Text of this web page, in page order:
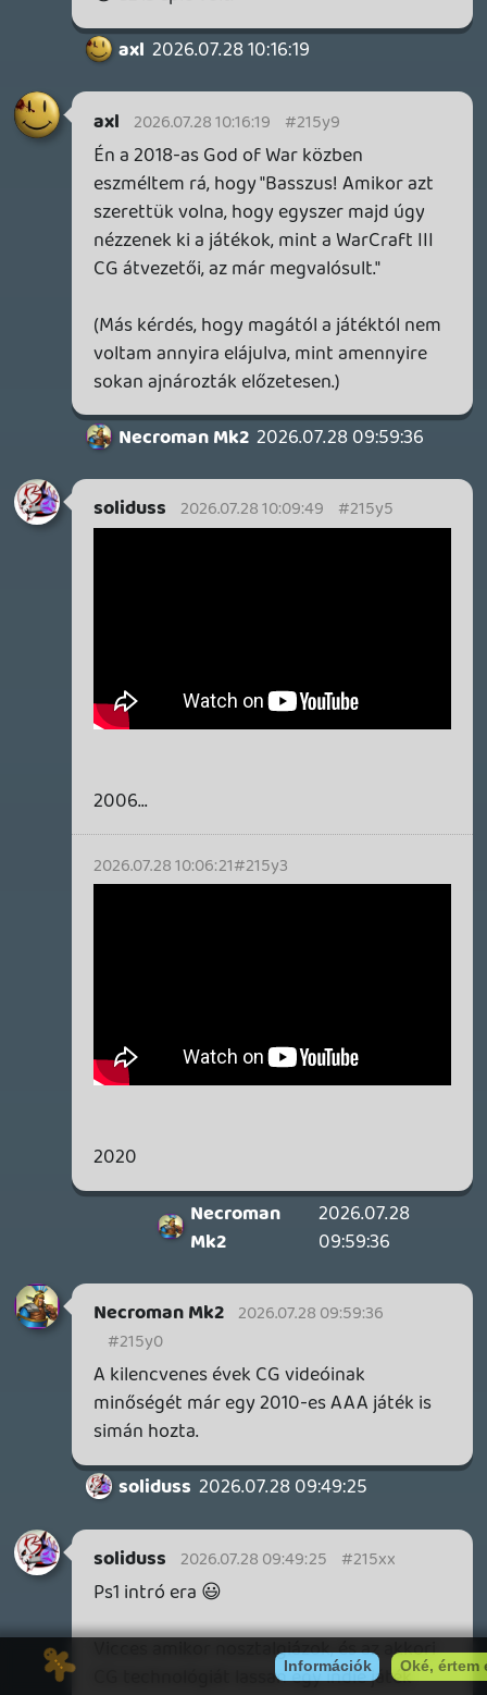
Még az elején vagyok (~2 óra ment bele),
eddig nagyon tetszik. Igaz elfogult vagyok
a japán setting miatt.
japán kislányt kardforgatásra nevelnek!),
meg ez az egész bosszú sztori kicsit
megúszosnak tűnik.
A harc kicsit mintha leegyszerűsödött
volna a Tsusimához kepést. Igaz az elején...
Viszont az új mechanikák nagyon
tetszenek.
Az üldözés az már majdnem a játék
legvége, még kb 10 percet kellett volna
kibírni. 🙂 Jó sz r volt tényleg, a jumpscare-
eken szívrohamot kaptam (nem vagyok
horror-játékos), a helyszín tetszett,
viszont rendkívül amatőr a játék.
TheReturnOfDVM 2026.07.23 22:43:35
TheReturnOfDVM 2026.07.23 22:43:35
részek miatt, ami a fos láthatóság és szűk
helyek miatt full trial and error, hamar
repült a gépről. Amúgy a legalapabb
mostanáig (kivéve a DLC nyílpuskáját),
dobálható cuccokból szintén csak
skillkártyákról se szóltam, úgyhogy van itt
muníció tartalékban. 🙂
Amit eddig láttam a Haus kapcsán,
játékmenet szempontjából annyira nem-
(bár akadnak ott is egyedi ötletek), viszont
külsőségek / dizájn tekintetében és
hangulatilag NAGYON elüt az alapjátékban
soliduss 2026.07.23 11:48:03
Battlefield 6 és Cyberpunk 2077
-A season 4 és csendesóceáni hadszintér
szinte itatja magát.
- Night City még nem engem.... a történet
még halad és kibaszottúl élem az egészet.
skiz0 2026.07.23 11:06:13 #215i6
nekem végig kitartott, ami nagyon ritka
(bár a legvége picit, ahogy szinte az összes
volt a hent és éreztem a csömörlést),
viszont akkoriban még nem volt DLC,